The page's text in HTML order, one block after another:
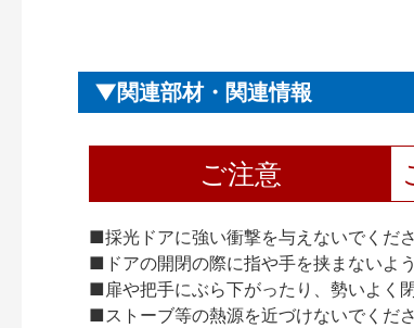
関連部材・関連情報
ご注意
■採光ドアに強い衝撃を与えないでくだ
■ドアの開閉の際に指や手を挟まないよ
■扉や把手にぶら下がったり、勢いよく
■ストーブ等の熱源を近づけないでくだ